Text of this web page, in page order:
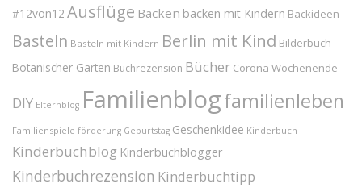
#12von12 Ausflüge Backen backen mit Kindern Backideen
Basteln Basteln mit Kindern Berlin mit Kind Bilderbuch
Botanischer Garten Buchrezension Bücher Corona Wochenende
DIY Elternblog Familienblogfamilienleben
Familienspiele förderung Geburtstag Geschenkidee Kinderbuch
Kinderbuchblog Kinderbuchblogger
Kinderbuchrezension Kinderbuchtipp